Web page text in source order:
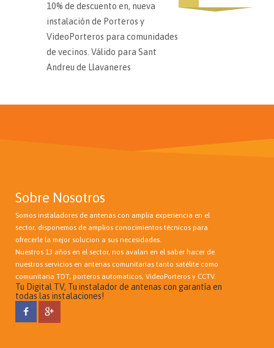
10% de descuento en, nueva
instalación de Porteros y
VideoPorteros para comunidades
de vecinos. Válido para Sant
Andreu de Llavaneres
Sobre Nosotros
Somos instaladores de antenas con amplia experiencia en el
sector, disponemos de amplios conocimientos técnicos para
ofrecerle la mejor solucion a sus necesidades.
Nuestros 13 años en el sector, nos avalan en el saber hacer de
nuestros servicios en antenas comunitarias tanto satélite como
comunitaria TDT, porteros automaticos, VideoPorteros y CCTV.
Tu Digital TV, Tu instalador de antenas con garantía en
todas las instalaciones!